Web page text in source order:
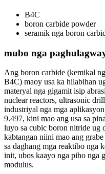
B4C
boron carbide powder
seramik nga boron
mubo nga
Ang boron carbide (kemikal
B4C) maoy usa ka hilabihan
materyal nga gigamit isip
nuclear reactors, ultrasonic
industriyal nga mga
9.497, kini mao ang usa sa
luyo sa cubic boron nitride ug
kabtangan niini mao ang
sa daghang mga reaktibo nga
init, ubos kaayo nga piho nga
modulus.